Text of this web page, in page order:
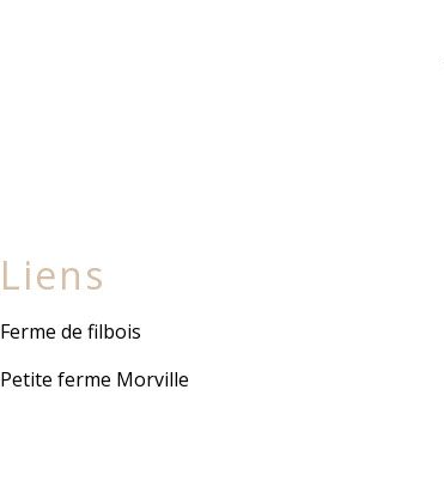
Liens
Ferme de filbois
Petite ferme Morville